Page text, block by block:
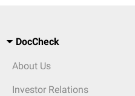
DocCheck
About Us
Investor Relations